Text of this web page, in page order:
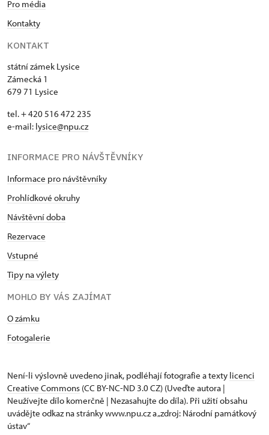
kastelánské komise generální ředitelky NPÚ.
Pro média
Kontakty
KONTAKT
státní zámek Lysice
Zámecká 1
679 71 Lysice
tel. + 420 516 472 235
e-mail: ​lysice@npu.cz
INFORMACE PRO NÁVŠTĚVNÍKY
Informace pro návštěvníky
Prohlídkové okruhy
Návštěvní doba
Rezervace
Vstupné
Tipy na výlety
MOHLO BY VÁS ZAJÍMAT
O zámku
Fotogalerie
Není-li výslovně uvedeno jinak, podléhají fotografie a texty licenci
Creative Commons (CC BY-NC-ND 3.0 CZ) (Uveďte autora |
Neužívejte dílo komerčně | Nezasahujte do díla). Při užití obsahu
uvádějte odkaz na stránky www.npu.cz a „zdroj: Národní památkový
ústav“